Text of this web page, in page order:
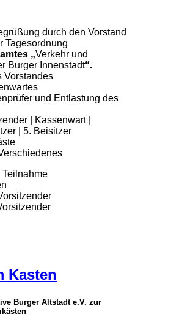
durch den Vorstand
„Verkehr und
Burger Innenstadt“.
und Entlastung des
| Kassenwart |
| 5. Beisitzer
Teilnahme
1. Vorsitzender
Kasten
Burger Altstadt e.V. zur